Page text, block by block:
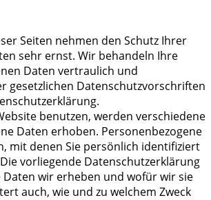
Seiten nehmen den Schutz Ihrer
sehr ernst. Wir behandeln Ihre
Daten vertraulich und
gesetzlichen Datenschutzvorschriften
benutzen, werden verschiedene
Daten erhoben. Personenbezogene
mit denen Sie persönlich identifiziert
vorliegende Datenschutzerklärung
wir erheben und wofür wir sie
auch, wie und zu welchem Zweck